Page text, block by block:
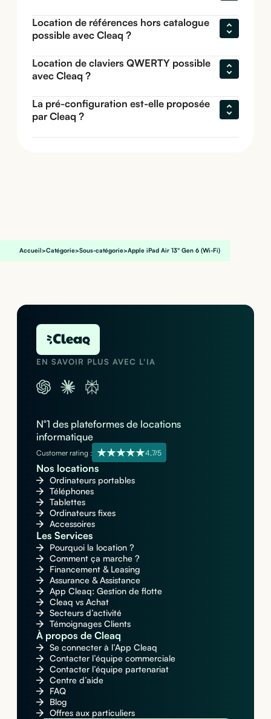
Location de références hors catalogue
possible avec Cleaq ?
Location de claviers QWERTY possible
avec Cleaq ?
La pré-configuration est-elle proposée
par Cleaq ?
Accueil>Catégorie>Sous-catégorie>Apple iPad Air 13" Gen 6 (Wi-Fi)
EN SAVOIR PLUS AVEC L'IA
N°1 des plateformes de locations
informatique
Customer rating : 4,7/5
Nos locations
Ordinateurs portables
Téléphones
Tablettes
Ordinateurs fixes
Accessoires
Les Services
Pourquoi la location ?
Comment ça marche ?
Financement & Leasing
Assurance & Assistance
App Cleaq: Gestion de flotte
Cleaq vs Achat
Secteurs d’activité
Témoignages Clients
À propos de Cleaq
Se connecter à l’App Cleaq
Contacter l’équipe commerciale
Contacter l’équipe partenariat
Centre d’aide
FAQ
Blog
Offres aux particuliers